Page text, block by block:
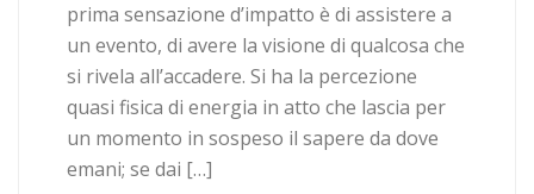
prima sensazione d’impatto è di assistere a
un evento, di avere la visione di qualcosa che
si rivela all’accadere. Si ha la percezione
quasi fisica di energia in atto che lascia per
un momento in sospeso il sapere da dove
emani; se dai […]